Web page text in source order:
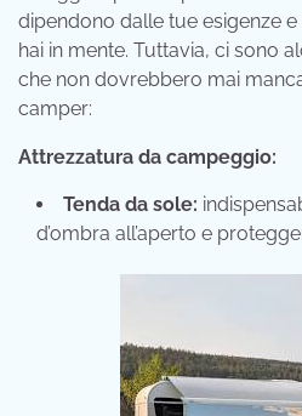
dipendono dalle tue esigenze
hai in mente. Tuttavia, ci sono
che non dovrebbero mai
camper:
Attrezzatura da campeggio:
Tenda da sole:
d’ombra all’aperto e